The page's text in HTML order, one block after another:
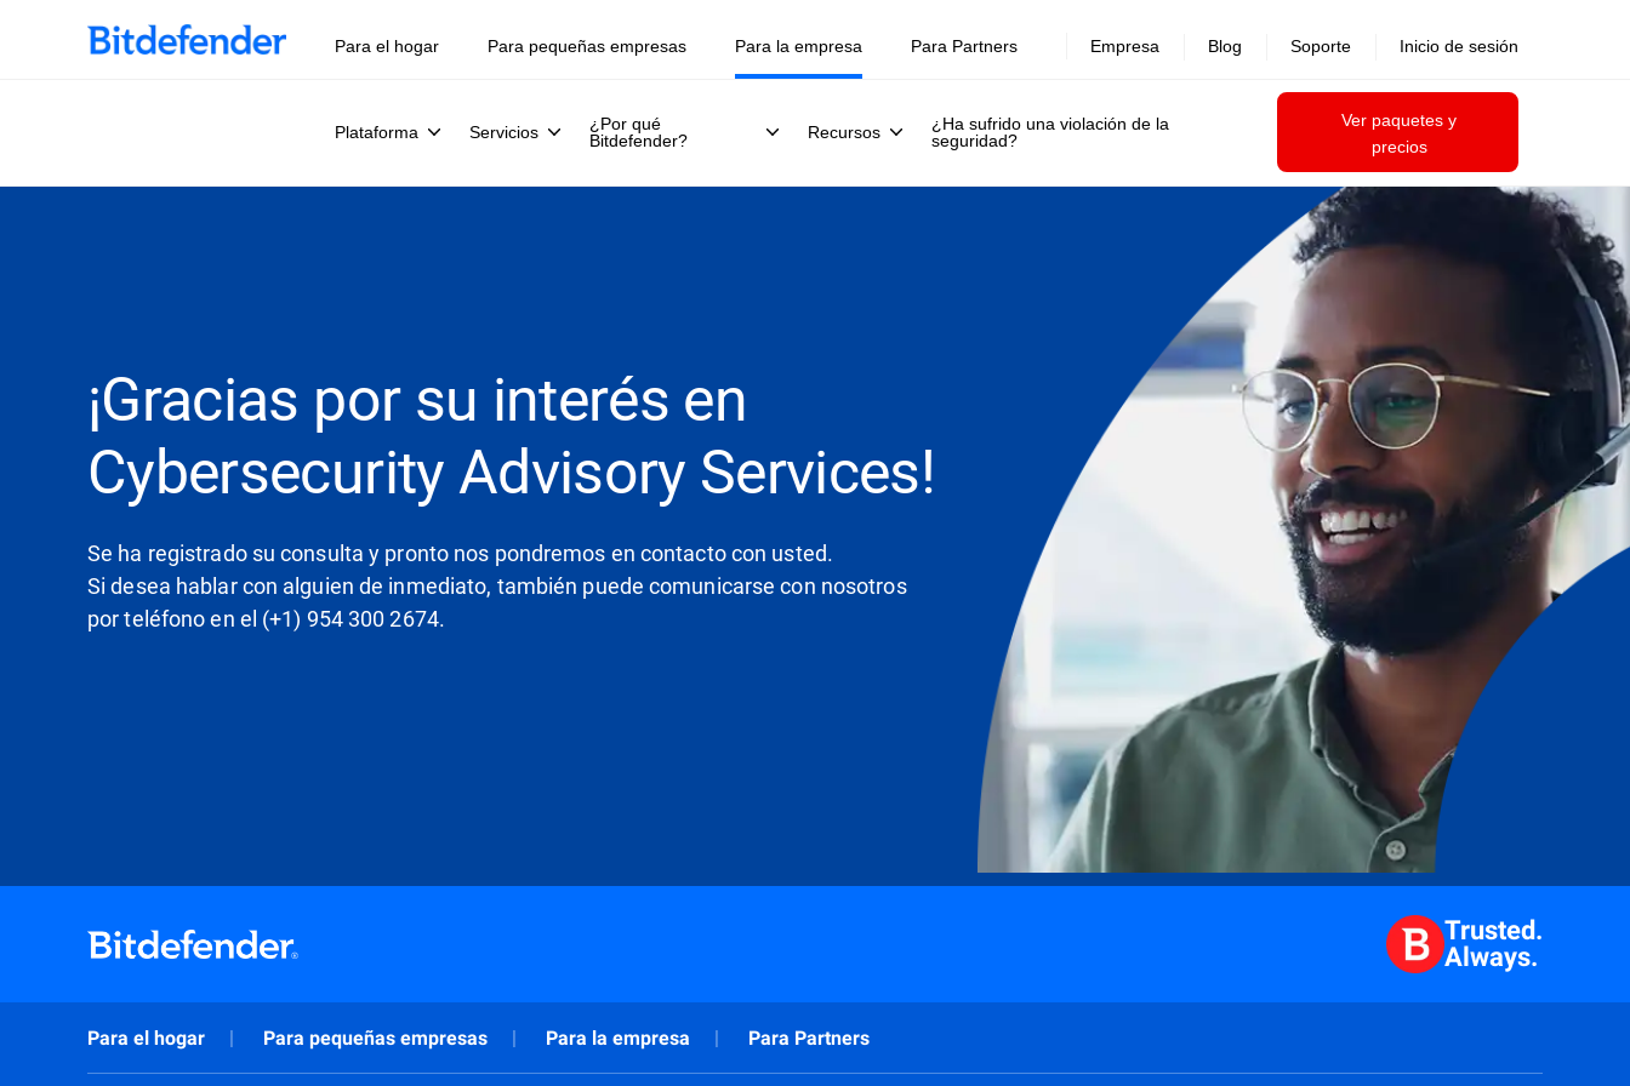
Para el hogar Para pequeñas empresas Para la empresa
Plataforma Servicios
¿Por qué
Bitdefender?
Recursos
¿Ha sufrido una violación de la
seguridad?
Ver paquetes y
precios
Para Partners Empresa Blog Soporte Inicio de sesión
¡Gracias por su interés en
Cybersecurity Advisory Services!
Se ha registrado su consulta y pronto nos pondremos en contacto con usted.
Si desea hablar con alguien de inmediato, también puede comunicarse con nosotros
por teléfono en el (+1) 954 300 2674.
Trusted.
Always.
Para el hogar Para pequeñas empresas Para la empresa Para Partners